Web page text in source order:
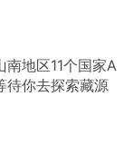
南地区11个国家A
待你去探索藏源